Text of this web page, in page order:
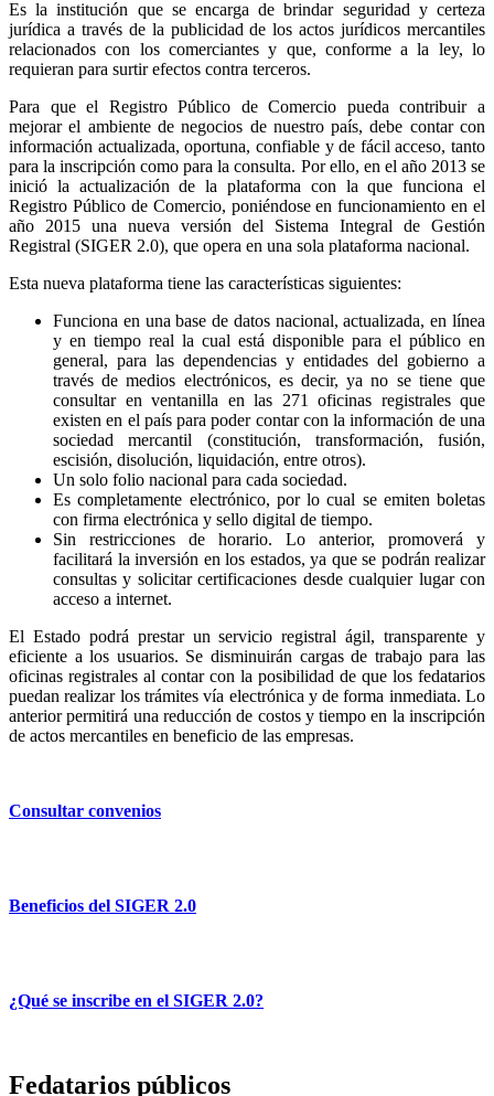
Es la institución que se encarga de brindar seguridad y certeza
jurídica a través de la publicidad de los actos jurídicos mercantiles
relacionados con los comerciantes y que, conforme a la ley, lo
requieran para surtir efectos contra terceros.
Para que el Registro Público de Comercio pueda contribuir a
mejorar el ambiente de negocios de nuestro país, debe contar con
información actualizada, oportuna, confiable y de fácil acceso, tanto
para la inscripción como para la consulta. Por ello, en el año 2013 se
inició la actualización de la plataforma con la que funciona el
Registro Público de Comercio, poniéndose en funcionamiento en el
año 2015 una nueva versión del Sistema Integral de Gestión
Registral (SIGER 2.0), que opera en una sola plataforma nacional.
Esta nueva plataforma tiene las características siguientes:
Funciona en una base de datos nacional, actualizada, en línea
y en tiempo real la cual está disponible para el público en
general, para las dependencias y entidades del gobierno a
través de medios electrónicos, es decir, ya no se tiene que
consultar en ventanilla en las 271 oficinas registrales que
existen en el país para poder contar con la información de una
sociedad mercantil (constitución, transformación, fusión,
escisión, disolución, liquidación, entre otros).
Un solo folio nacional para cada sociedad.
Es completamente electrónico, por lo cual se emiten boletas
con firma electrónica y sello digital de tiempo.
Sin restricciones de horario. Lo anterior, promoverá y
facilitará la inversión en los estados, ya que se podrán realizar
consultas y solicitar certificaciones desde cualquier lugar con
acceso a internet.
El Estado podrá prestar un servicio registral ágil, transparente y
eficiente a los usuarios. Se disminuirán cargas de trabajo para las
oficinas registrales al contar con la posibilidad de que los fedatarios
puedan realizar los trámites vía electrónica y de forma inmediata. Lo
anterior permitirá una reducción de costos y tiempo en la inscripción
de actos mercantiles en beneficio de las empresas.
Consultar convenios
Beneficios del SIGER 2.0
¿Qué se inscribe en el SIGER 2.0?
Fedatarios públicos